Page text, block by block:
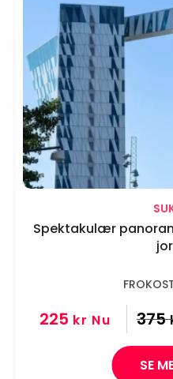
Spektakulær
225 kr Nu 375
SE